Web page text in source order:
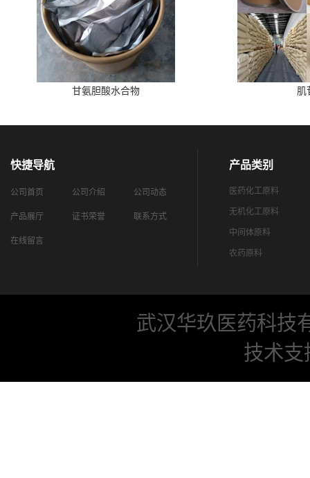
甘氨胆酸水合物 肌
快捷导航
公司首页 公司介绍 公司动态
产品展厅 证书荣誉 联系方式
在线留言
产品类别
医药化工原料
无机化工原料
中间体原料
农药原料
武汉华玖医药科技
技术